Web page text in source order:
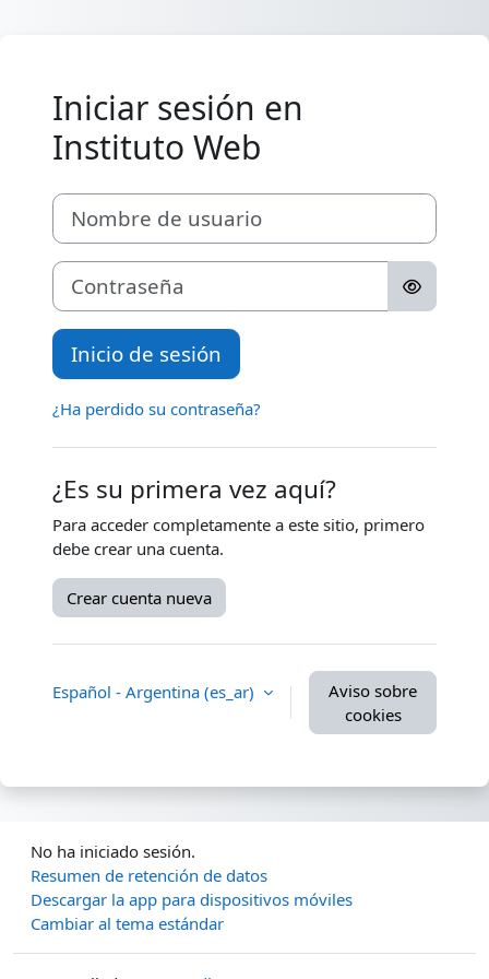
Iniciar sesión en
Instituto Web
Nombre de usuario
Contraseña
Inicio de sesión
¿Ha perdido su contraseña?
¿Es su primera vez aquí?
Para acceder completamente a este sitio, primero
debe crear una cuenta.
Crear cuenta nueva
Español - Argentina ‎(es_ar)‎
Aviso sobre
cookies
No ha iniciado sesión.
Resumen de retención de datos
Descargar la app para dispositivos móviles
Cambiar al tema estándar